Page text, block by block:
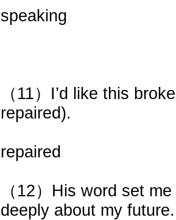
speaking
（11）I’d like this
repaired).
repaired
（12）His word set
deeply about my future.